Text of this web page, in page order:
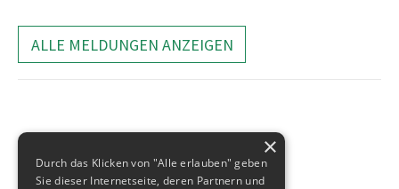
ALLE MELDUNGEN ANZEIGEN
×
Durch das Klicken von "Alle erlauben" geben
Sie dieser Internetseite, deren Partnern und